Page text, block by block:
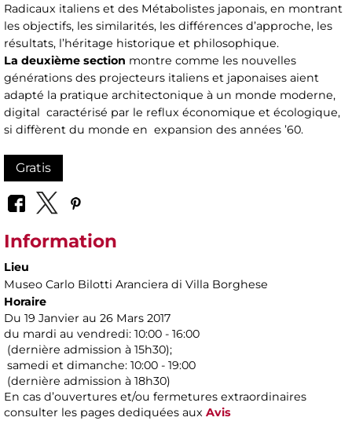
Radicaux italiens et des Métabolistes japonais, en montrant
les objectifs, les similarités, les différences d’approche, les
résultats, l’héritage historique et philosophique.
La deuxième section montre comme les nouvelles
générations des projecteurs italiens et japonaises aient
adapté la pratique architectonique à un monde moderne,
digital caractérisé par le reflux économique et écologique,
si diffèrent du monde en expansion des années ’60.
Gratis
Information
Lieu
Museo Carlo Bilotti Aranciera di Villa Borghese
Horaire
Du 19 Janvier au 26 Mars 2017
du mardi au vendredi: 10:00 - 16:00
(dernière admission à 15h30);
samedi et dimanche: 10:00 - 19:00
(dernière admission à 18h30)
En cas d’ouvertures et/ou fermetures extraordinaires
consulter les pages dediquées aux Avis